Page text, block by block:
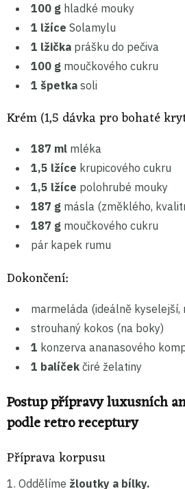
100 g hladké mouky
1 lžíce Solamylu
1 lžička prášku do pečiva
100 g moučkového cukru
1 špetka soli
Krém (1,5 dávka pro bohaté
187 ml mléka
1,5 lžíce krupicového cukru
1,5 lžíce polohrubé mouky
187 g másla (změklého,
187 g moučkového cukru
pár kapek rumu
Dokončení:
marmeláda (ideálně kyselejší,
strouhaný kokos (na boky)
1 konzerva ananasového
1 balíček čiré želatiny
Postup přípravy luxusních
podle retro receptury
Příprava korpusu
1. Oddělíme žloutky a bílky.